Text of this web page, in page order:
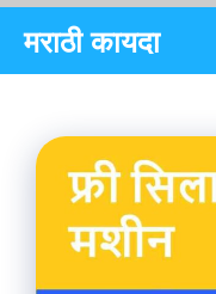
content
मराठी कायदा